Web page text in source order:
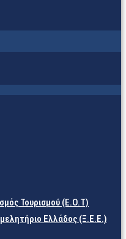
Τουρισμού (Ε.Ο.Τ)
Ελλάδος (Ξ.Ε.Ε.)